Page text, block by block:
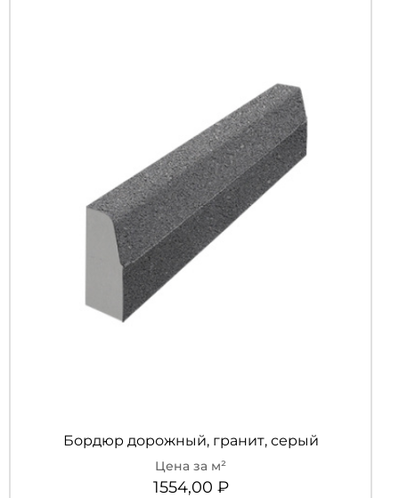
Бордюр дорожный, гранит, серый
1554,00 ₽